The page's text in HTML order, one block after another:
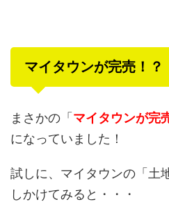
マイタウンが完売！？
まさかの「マイタウンが完
になっていました！
試しに、マイタウンの「土
しかけてみると・・・